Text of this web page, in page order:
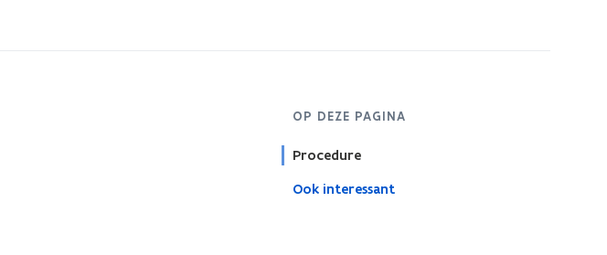
OP DEZE PAGINA
Procedure
Ook interessant